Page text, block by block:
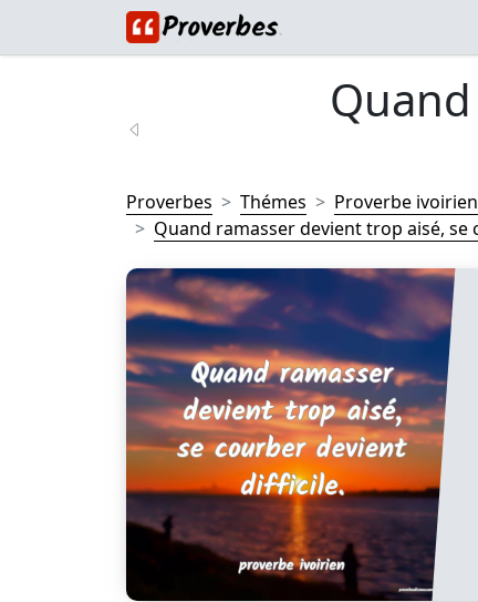
Proverbes Thémes
Proverbe ivoirien
Quand ramasser devient trop aisé, se